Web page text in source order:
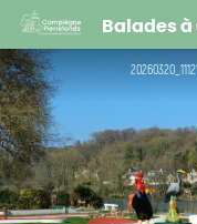
Balades